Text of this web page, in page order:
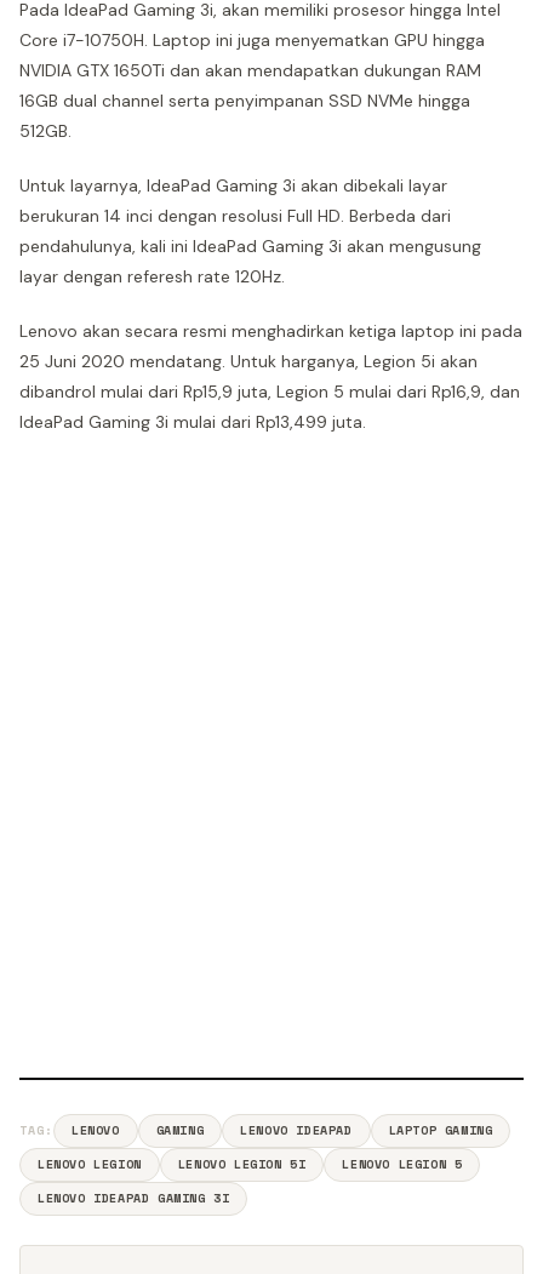
Pada IdeaPad Gaming 3i, akan memiliki prosesor hingga Intel
Core i7-10750H. Laptop ini juga menyematkan GPU hingga
NVIDIA GTX 1650Ti dan akan mendapatkan dukungan RAM
16GB dual channel serta penyimpanan SSD NVMe hingga
512GB.
Untuk layarnya, IdeaPad Gaming 3i akan dibekali layar
berukuran 14 inci dengan resolusi Full HD. Berbeda dari
pendahulunya, kali ini IdeaPad Gaming 3i akan mengusung
layar dengan referesh rate 120Hz.
Lenovo akan secara resmi menghadirkan ketiga laptop ini pada
25 Juni 2020 mendatang. Untuk harganya, Legion 5i akan
dibandrol mulai dari Rp15,9 juta, Legion 5 mulai dari Rp16,9, dan
IdeaPad Gaming 3i mulai dari Rp13,499 juta.
TAG: LENOVO GAMING LENOVO IDEAPAD
LAPTOP GAMING
LENOVO LEGION
LENOVO LEGION 5I
LENOVO LEGION 5
LENOVO IDEAPAD GAMING 3I